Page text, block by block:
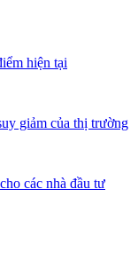
hiện tại
giảm của thị trường
các nhà đầu tư